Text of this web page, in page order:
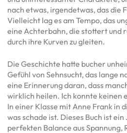
nach etwas, irgendetwas, das die
Vielleicht lag es am Tempo, das
eine Achterbahn, die stottert und
durch ihre Kurven zu gleiten.
Die Geschichte hatte bucher
Gefühl von Sehnsucht, das lange
eine Erinnerung daran, dass
wirklich heilen. Ich konnte keinen
In einer Klasse mit Anne Frank in
was schade ist. Dieses Buch ist
perfekten Balance aus Spannung,